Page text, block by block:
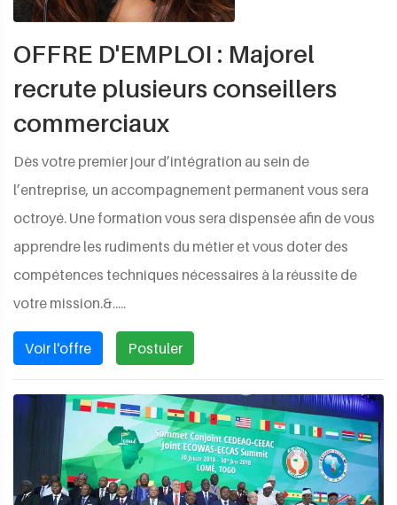
OFFRE D'EMPLOI : Majorel
recrute plusieurs conseillers
commerciaux
Dès votre premier jour d’intégration au sein de
l’entreprise, un accompagnement permanent vous sera
octroyé. Une formation vous sera dispensée afin de vous
apprendre les rudiments du métier et vous doter des
compétences techniques nécessaires à la réussite de
votre mission.&.....
Voir l'offre Postuler